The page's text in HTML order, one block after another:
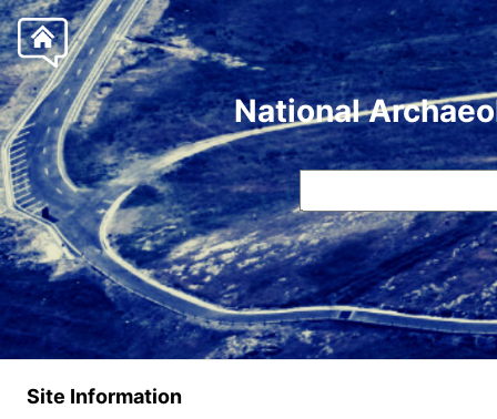
National
Site Information